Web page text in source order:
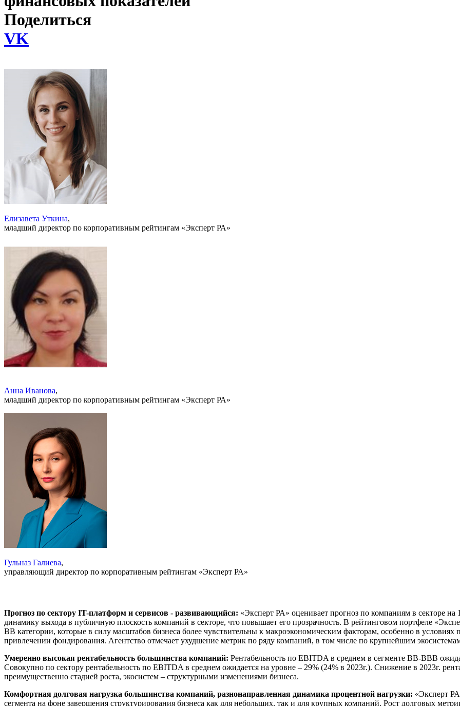
Поделиться
VK
Елизавета Уткина,
младший директор по корпоративным рейтингам «Эксперт РА»
Анна Иванова,
младший директор по корпоративным рейтингам «Эксперт РА»
Гульназ Галиева,
управляющий директор по корпоративным рейтингам «Эксперт РА»
Прогноз по сектору IT-платформ и сервисов - развивающийся: «Эксперт РА» оценивает прогноз по компаниям в секторе
динамику выхода в публичную плоскость компаний в секторе, что повышает его прозрачность. В рейтинговом портфеле
ВВ категории, которые в силу масштабов бизнеса более чувствительны к макроэкономическим факторам, особенно в
привлечении фондирования. Агентство отмечает ухудшение метрик по ряду компаний, в том числе по крупнейшим
Умеренно высокая рентабельность большинства компаний: Рентабельность по EBITDA в среднем в сегменте ВВ-ВВВ
Совокупно по сектору рентабельность по EBITDA в среднем ожидается на уровне – 29% (24% в 2023г.). Снижение в 2023г.
преимущественно стадией роста, экосистем – структурными изменениями бизнеса.
Комфортная долговая нагрузка большинства компаний, разнонаправленная динамика процентной нагрузки: «Эксперт
сегмента на фоне завершения структурирования бизнеса как для небольших, так и для крупных компаний. Рост долговых